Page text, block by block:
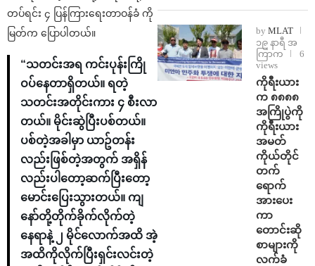
တပ်ရင်း ၄ ပြန်ကြားရေးတာဝန်ခံ ကို
မြတ်က ပြောပါတယ်။
“သတင်းအရ ကင်းပုန်းကြို
ဝပ်နေတာရှိတယ်။ ရတဲ့
သတင်းအတိုင်းကား ၄ စီးလာ
တယ်။ မိုင်းဆွဲပြီးပစ်တယ်။
ပစ်တဲ့အခါမှာ ယာဥ်တန်း
လည်းဖြစ်တဲ့အတွက် အရှိန်
လည်းပါတော့ဆက်ပြီးတော့
မောင်းပြေးသွားတယ်။ ကျ
နော်တို့တိုက်ခိုက်လိုက်တဲ့
နေရာနဲ့ ၂ မိုင်လောက်အထိ အဲ့
အထိကိုလိုက်ပြီးရှင်းလင်းတဲ့
by MLAT
၁၉ နာရီ အ
ကြာက
6
views
ကိုရီးယား
က ၈၈၈၈
အကြိုပွဲကို
ကိုရီးယား
အမတ်
ကိုယ်တိုင်
တက်
ရောက်
အားပေး
ကာ
တောင်းဆို
စာများကို
လက်ခံ